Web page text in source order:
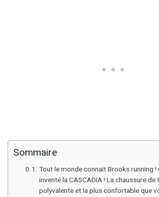
Sommaire
Tout le monde connait Brooks running !
inventé la CASCADIA ! La chaussure de
polyvalente et la plus confortable que